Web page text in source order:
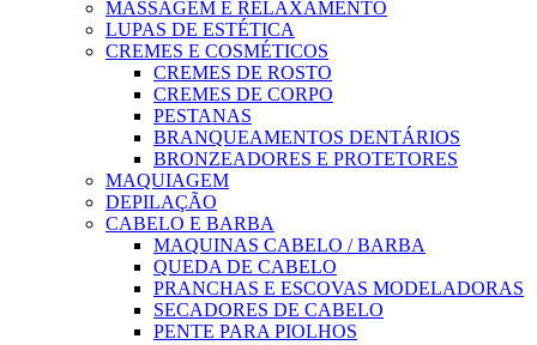
MASSAGEM E RELAXAMENTO
LUPAS DE ESTÉTICA
CREMES E COSMÉTICOS
CREMES DE ROSTO
CREMES DE CORPO
PESTANAS
BRANQUEAMENTOS DENTÁRIOS
BRONZEADORES E PROTETORES
MAQUIAGEM
DEPILAÇÃO
CABELO E BARBA
MAQUINAS CABELO / BARBA
QUEDA DE CABELO
PRANCHAS E ESCOVAS MODELADORAS
SECADORES DE CABELO
PENTE PARA PIOLHOS